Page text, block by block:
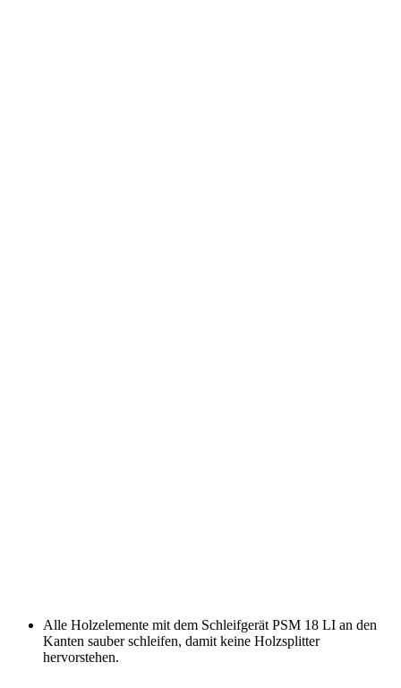
Alle Holzelemente mit dem Schleifgerät PSM 18 LI an den
Kanten sauber schleifen, damit keine Holzsplitter
hervorstehen.